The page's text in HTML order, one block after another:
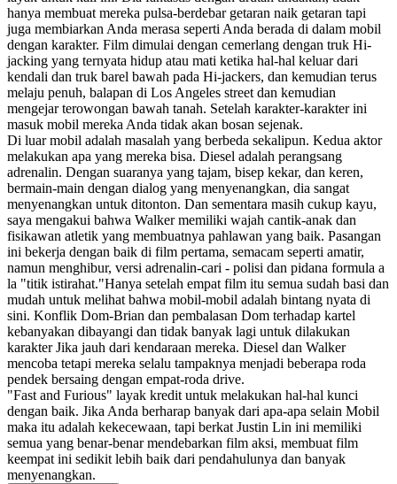
hanya membuat mereka pulsa-berdebar getaran naik getaran tapi
juga membiarkan Anda merasa seperti Anda berada di dalam mobil
dengan karakter. Film dimulai dengan cemerlang dengan truk Hi-
jacking yang ternyata hidup atau mati ketika hal-hal keluar dari
kendali dan truk barel bawah pada Hi-jackers, dan kemudian terus
melaju penuh, balapan di Los Angeles street dan kemudian
mengejar terowongan bawah tanah. Setelah karakter-karakter ini
masuk mobil mereka Anda tidak akan bosan sejenak.
Di luar mobil adalah masalah yang berbeda sekalipun. Kedua aktor
melakukan apa yang mereka bisa. Diesel adalah perangsang
adrenalin. Dengan suaranya yang tajam, bisep kekar, dan keren,
bermain-main dengan dialog yang menyenangkan, dia sangat
menyenangkan untuk ditonton. Dan sementara masih cukup kayu,
saya mengakui bahwa Walker memiliki wajah cantik-anak dan
fisikawan atletik yang membuatnya pahlawan yang baik. Pasangan
ini bekerja dengan baik di film pertama, semacam seperti amatir,
namun menghibur, versi adrenalin-cari - polisi dan pidana formula a
la "titik istirahat."Hanya setelah empat film itu semua sudah basi dan
mudah untuk melihat bahwa mobil-mobil adalah bintang nyata di
sini. Konflik Dom-Brian dan pembalasan Dom terhadap kartel
kebanyakan dibayangi dan tidak banyak lagi untuk dilakukan
karakter Jika jauh dari kendaraan mereka. Diesel dan Walker
mencoba tetapi mereka selalu tampaknya menjadi beberapa roda
pendek bersaing dengan empat-roda drive.
"Fast and Furious" layak kredit untuk melakukan hal-hal kunci
dengan baik. Jika Anda berharap banyak dari apa-apa selain Mobil
maka itu adalah kekecewaan, tapi berkat Justin Lin ini memiliki
semua yang benar-benar mendebarkan film aksi, membuat film
keempat ini sedikit lebih baik dari pendahulunya dan banyak
menyenangkan.